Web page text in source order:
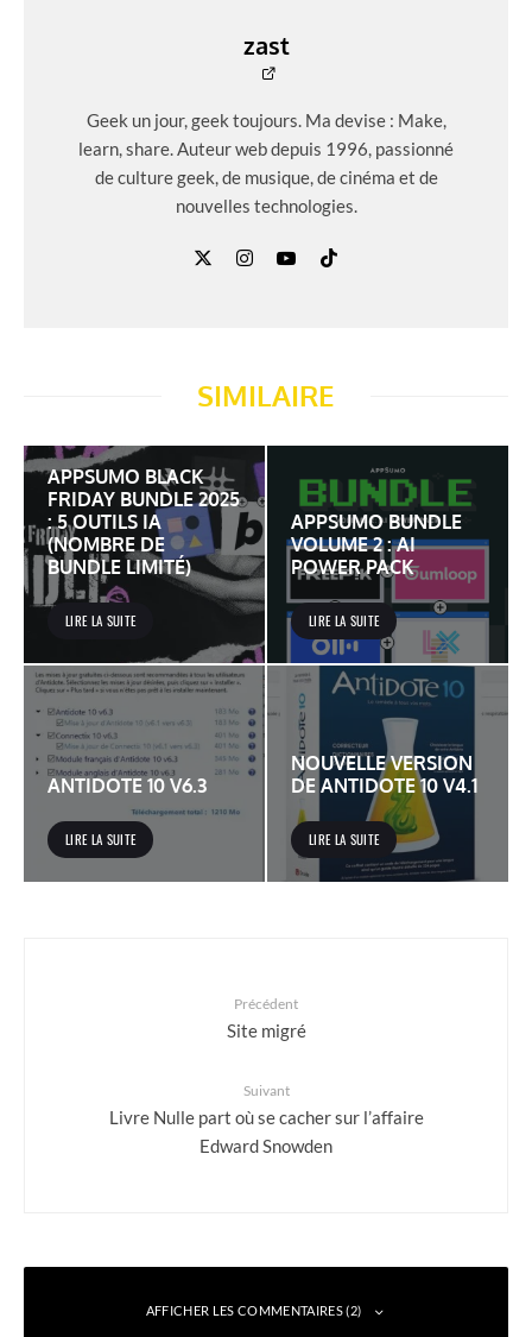
zast
Geek un jour, geek toujours. Ma devise : Make,
learn, share. Auteur web depuis 1996, passionné
de culture geek, de musique, de cinéma et de
nouvelles technologies.
SIMILAIRE
APPSUMO BLACK
FRIDAY BUNDLE 2025
: 5 OUTILS IA
(NOMBRE DE
BUNDLE LIMITÉ)
LIRE LA SUITE
APPSUMO BUNDLE
VOLUME 2 : AI
POWER PACK
LIRE LA SUITE
ANTIDOTE 10 V6.3
LIRE LA SUITE
NOUVELLE VERSION
DE ANTIDOTE 10 V4.1
LIRE LA SUITE
Précédent
Site migré
Suivant
Livre Nulle part où se cacher sur l’affaire
Edward Snowden
AFFICHER LES COMMENTAIRES (2)